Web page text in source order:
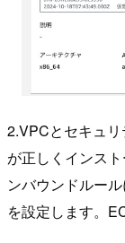
2.VPCとセキュ
が正しくインス
ンバウンドルー
を設定します。